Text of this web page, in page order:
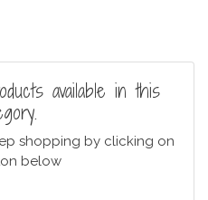
available in this
shopping by clicking on
below